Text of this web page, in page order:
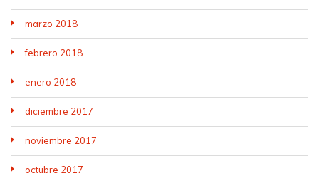
marzo 2018
febrero 2018
enero 2018
diciembre 2017
noviembre 2017
octubre 2017